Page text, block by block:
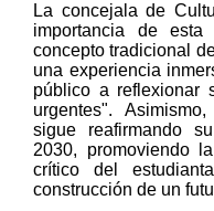
La concejala de
importancia de esta
concepto tradicional
una experiencia
público a reflexionar
urgentes".
sigue reafirmando
2030, promoviendo
crítico del
construcción de un